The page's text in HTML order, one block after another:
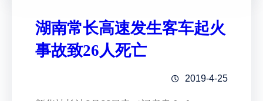
湖南常长高速发生客车起火
事故致26人死亡
2019-4-25